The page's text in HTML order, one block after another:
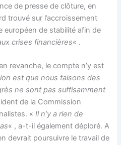
de presse de clôture, en
trouvé sur l’accroissement
européen de stabilité afin de
crises financières« .
revanche, le compte n’y est
est que nous faisons des
ne sont pas suffisamment
de la Commission
«Il n’y a rien de
« , a-t-il également déploré. A
devrait poursuivre le travail de